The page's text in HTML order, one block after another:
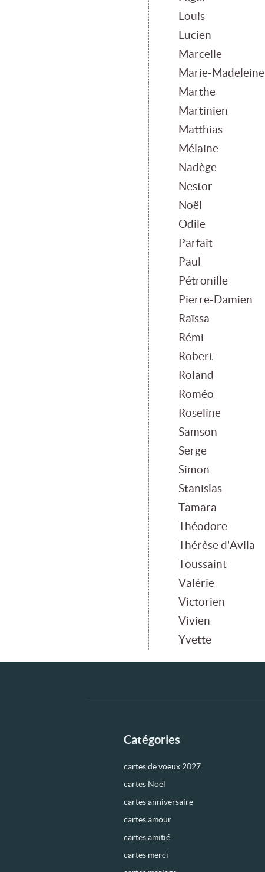
Louis
Lucien
Marcelle
Marie-Madeleine
Marthe
Martinien
Matthias
Mélaine
Nadège
Nestor
Noël
Odile
Parfait
Paul
Pétronille
Pierre-Damien
Raïssa
Rémi
Robert
Roland
Roméo
Roseline
Samson
Serge
Simon
Stanislas
Tamara
Théodore
Thérèse d'Avila
Toussaint
Valérie
Victorien
Vivien
Yvette
Catégories
cartes de voeux 2027
cartes Noël
cartes anniversaire
cartes amour
cartes amitié
cartes merci